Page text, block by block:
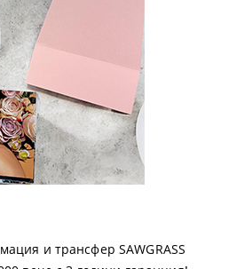
и трансфер SAWGRASS